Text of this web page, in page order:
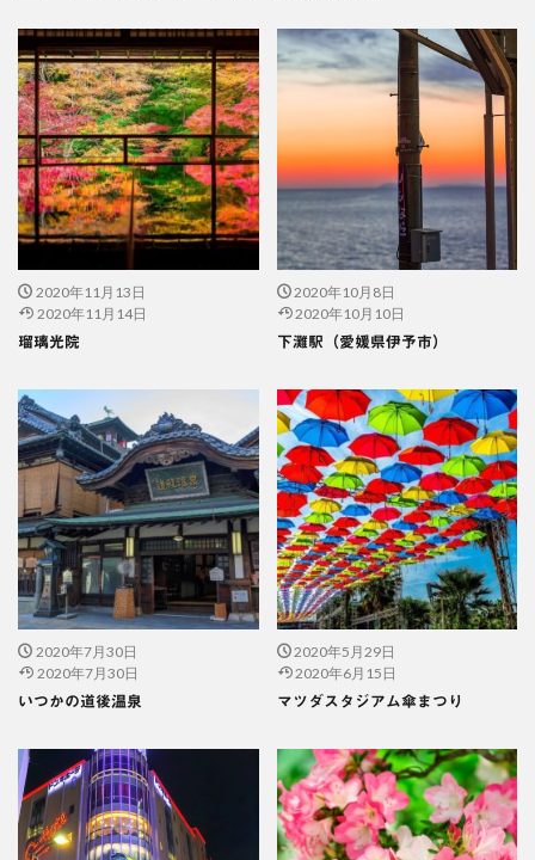
2020年11月13日
2020年11月14日
瑠璃光院
2020年10月8日
2020年10月10日
下灘駅（愛媛県伊予市）
2020年7月30日
2020年7月30日
いつかの道後温泉
2020年5月29日
2020年6月15日
マツダスタジアム傘まつり